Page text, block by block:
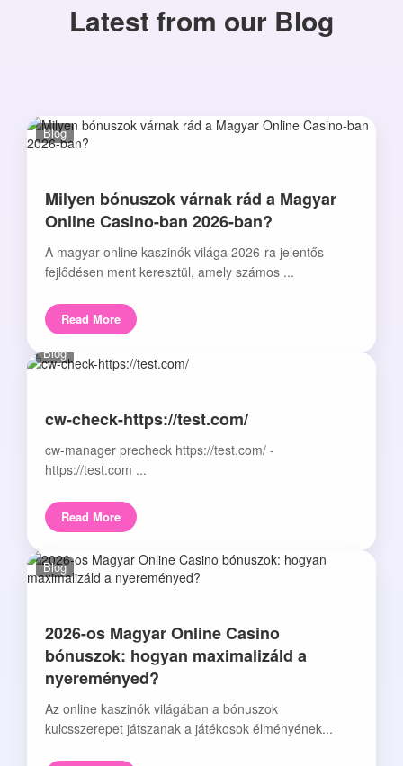
Latest from our Blog
Blog
Milyen bónuszok várnak rád a Magyar
Online Casino-ban 2026-ban?
A magyar online kaszinók világa 2026-ra jelentős
fejlődésen ment keresztül, amely számos ...
Read More
Blog
cw-check-https://test.com/
cw-manager precheck https://test.com/ -
https://test.com ...
Read More
Blog
2026-os Magyar Online Casino
bónuszok: hogyan maximalizáld a
nyereményed?
Az online kaszinók világában a bónuszok
kulcsszerepet játszanak a játékosok élményének...